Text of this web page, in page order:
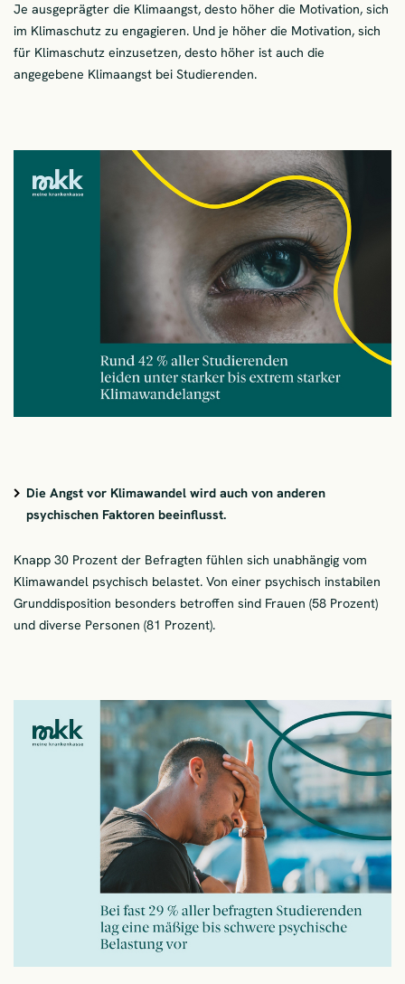
Je ausgeprägter die Klimaangst, desto höher die Motivation, sich
im Klimaschutz zu engagieren. Und je höher die Motivation, sich
für Klimaschutz einzusetzen, desto höher ist auch die
angegebene Klimaangst bei Studierenden.
Die Angst vor Klimawandel wird auch von anderen
psychischen Faktoren beeinflusst.
Knapp 30 Prozent der Befragten fühlen sich unabhängig vom
Klimawandel psychisch belastet. Von einer psychisch instabilen
Grunddisposition besonders betroffen sind Frauen (58 Prozent)
und diverse Personen (81 Prozent).